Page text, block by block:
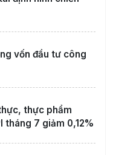
vốn đầu tư công
thực phẩm
tháng 7 giảm 0,12%